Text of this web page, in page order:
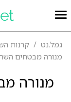
גמל.נט קרנות
מנורה מבטחים
מנורה